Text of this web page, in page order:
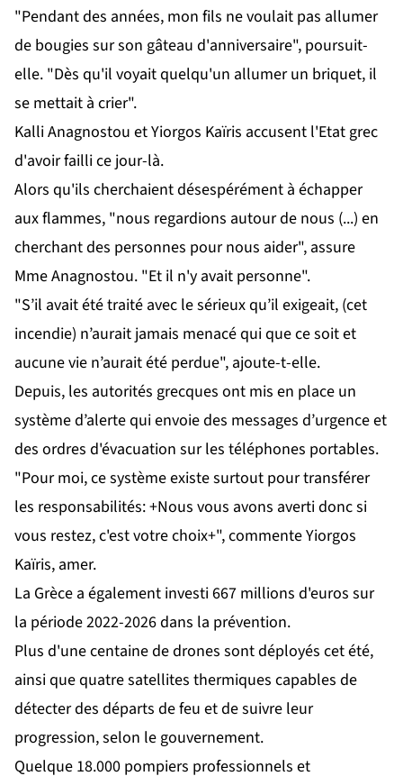
"Pendant des années, mon fils ne voulait pas allumer
de bougies sur son gâteau d'anniversaire", poursuit-
elle. "Dès qu'il voyait quelqu'un allumer un briquet, il
se mettait à crier".
Kalli Anagnostou et Yiorgos Kaïris accusent l'Etat grec
d'avoir failli ce jour-là.
Alors qu'ils cherchaient désespérément à échapper
aux flammes, "nous regardions autour de nous (...) en
cherchant des personnes pour nous aider", assure
Mme Anagnostou. "Et il n'y avait personne".
"S’il avait été traité avec le sérieux qu’il exigeait, (cet
incendie) n’aurait jamais menacé qui que ce soit et
aucune vie n’aurait été perdue", ajoute-t-elle.
Depuis, les autorités grecques ont mis en place un
système d’alerte qui envoie des messages d’urgence et
des ordres d'évacuation sur les téléphones portables.
"Pour moi, ce système existe surtout pour transférer
les responsabilités: +Nous vous avons averti donc si
vous restez, c'est votre choix+", commente Yiorgos
Kaïris, amer.
La Grèce a également investi 667 millions d'euros sur
la période 2022-2026 dans la prévention.
Plus d'une centaine de drones sont déployés cet été,
ainsi que quatre satellites thermiques capables de
détecter des départs de feu et de suivre leur
progression, selon le gouvernement.
Quelque 18.000 pompiers professionnels et